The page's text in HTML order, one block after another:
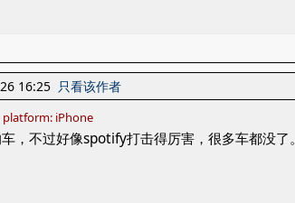
16:25 只看该作者
iPhone
，不过好像spotify打击得厉害，很多车都没了。